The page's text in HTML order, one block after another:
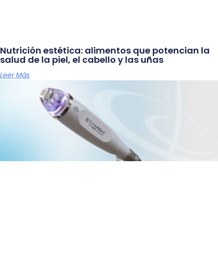
Nutrición estética: alimentos que potencian la
salud de la piel, el cabello y las uñas
Leer Más